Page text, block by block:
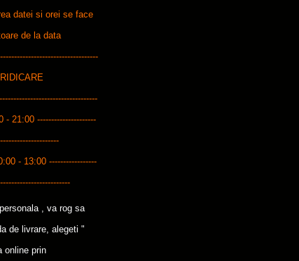
datei si orei se face
de la data
- 21:00 ---------------------
- 13:00 -----------------
, va rog sa
de livrare, alegeti "
online prin